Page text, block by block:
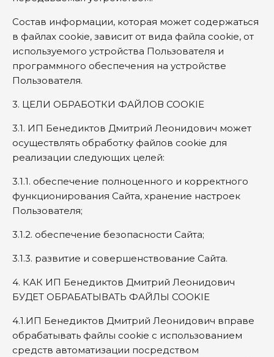
Состав информации, которая может содержаться
в файлах cookie, зависит от вида файла cookie, от
используемого устройства Пользователя и
программного обеспечения на устройстве
Пользователя.
3. ЦЕЛИ ОБРАБОТКИ ФАЙЛОВ COOKIE
3.1. ИП Бенедиктов Дмитрий Леонидович может
осуществлять обработку файлов cookie для
реализации следующих целей:
3.1.1. обеспечение полноценного и корректного
функционирования Сайта, хранение настроек
Пользователя;
3.1.2. обеспечение безопасности Сайта;
3.1.3. развитие и совершенствование Сайта.
4. КАК ИП Бенедиктов Дмитрий Леонидович
БУДЕТ ОБРАБАТЫВАТЬ ФАЙЛЫ COOKIE
4.1.ИП Бенедиктов Дмитрий Леонидович вправе
обрабатывать файлы cookie с использованием
средств автоматизации посредством